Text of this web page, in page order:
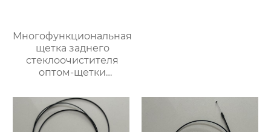
Многофункциональная
щетка заднего
стеклоочистителя
оптом-щетки
автомобильная щетка
стеклоочистителя для
98% автомобилей